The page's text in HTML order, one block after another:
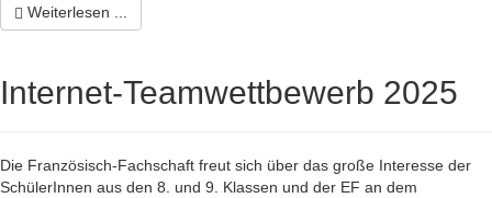
Weiterlesen ...
Internet-Teamwettbewerb 2025
Die Französisch-Fachschaft freut sich über das große Interesse der
SchülerInnen aus den 8. und 9. Klassen und der EF an dem